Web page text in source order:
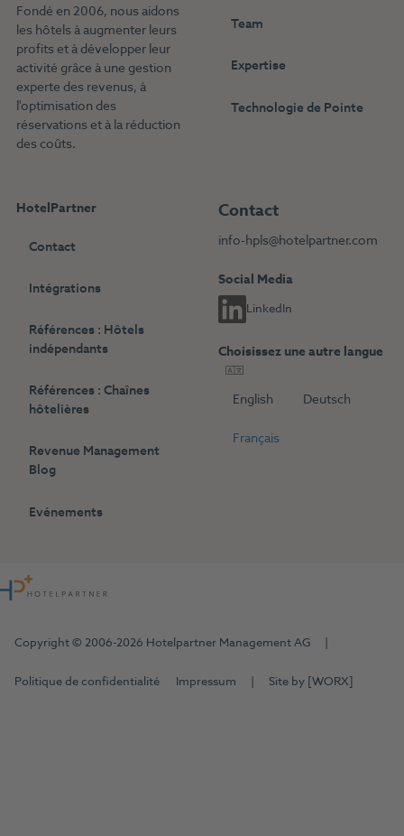
Fondé en 2006, nous aidons
les hôtels à augmenter leurs
profits et à développer leur
activité grâce à une gestion
experte des revenus, à
l'optimisation des
réservations et à la réduction
des coûts.
Team
Expertise
Technologie de Pointe
HotelPartner
Contact
Intégrations
Références : Hôtels
indépendants
Références : Chaînes
hôtelières
Revenue Management
Blog
Evénements
Contact
info-hpls@hotelpartner.com
Social Media
LinkedIn
Choisissez une autre langue
English Deutsch
Français
Copyright © 2006-2026 Hotelpartner Management AG |
Politique de confidentialité Impressum | Site by [WORX]